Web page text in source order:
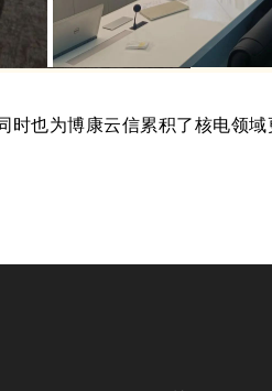
为博康云信累积了核电领域